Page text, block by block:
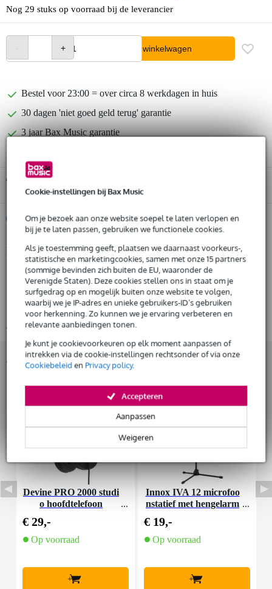
Cookie-instellingen bij Bax Music
Om je bezoek aan onze website soepel te laten verlopen en
bij je te laten passen, gebruiken we functionele cookies.
Als je toestemming geeft, plaatsen we daarnaast voorkeurs-,
statistische en marketingcookies, samen met onze 15 partners
(sommige bevinden zich buiten de EU, waaronder de
Verenigde Staten). Deze cookies stellen ons in staat om je
surfgedrag op en mogelijk buiten onze website te volgen,
waarbij we je IP-adres en unieke gebruikers-ID’s gebruiken
voor herkenning. Zo kunnen we je ervaring verbeteren en
relevante aanbiedingen tonen.
Je kunt je cookievoorkeuren op elk moment aanpassen of
intrekken via de cookie-instellingen rechtsonder of via onze
Cookiebeleiden Privacy policy.
Weigeren
Aanpassen
Accepteren
Nog 29 stuks op voorraad bij de leverancier
In winkelwagen
Bestel voor 23:00 = over circa 8 werkdagen in huis
30 dagen 'niet goed geld terug' garantie
3 jaar Bax Music garantie
Gratis ophalen in de winkel
Huur dit product
Huur dit product al vanaf 26 euro per maand
Huur meerdere producten tegelijk: min. € 300,- en max.
€ 2.500,-
Gratisthuisbezorgd of op te halen in de winkel
Al na 4 maanden maandelijks opzegbaar
De mogelijkheid om je product(en) met korting te kopen
Snelle vervanging door Bax Music bij een defect
Huur dit product
Productinformatie
rack case
hoogte: 8 units
uiterst stevige constructie
Bekijk alle productspecificaties
Accessoires (28)
Devine PRO 2000 studi
o hoofdtelefoon
€ 29,-
Op voorraad
+
Innox IVA 12 microfoo
nstatief met hengelarm
€ 19,-
Op voorraad
+